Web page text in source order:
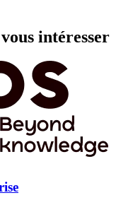
intéresser